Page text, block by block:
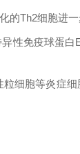
Th2细胞进
性免疫球蛋
细胞等炎症